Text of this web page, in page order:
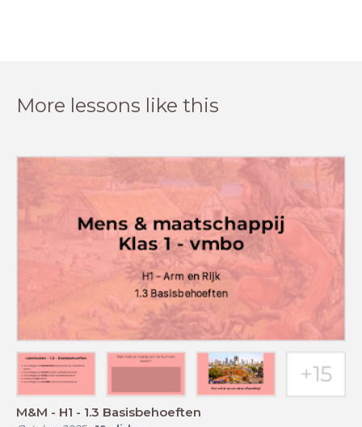
More lessons like this
M&M - H1 - 1.3 Basisbehoeften